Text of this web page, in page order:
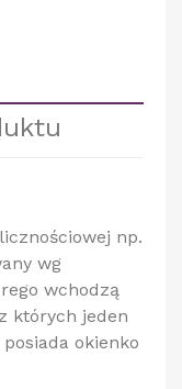
np.
wg
wchodzą
których jeden
okienko